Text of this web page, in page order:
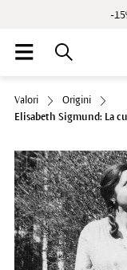
-
Valori
Origini
Elisabeth Sigmund: La